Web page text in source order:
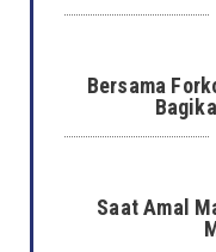
Bersama
Saat Amal